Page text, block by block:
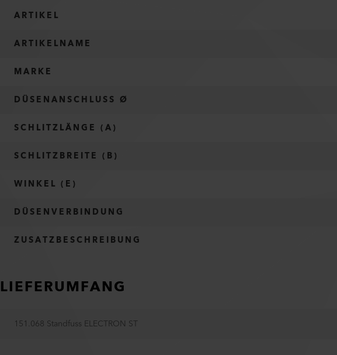
ARTIKEL
ARTIKELNAME
MARKE
DÜSENANSCHLUSS Ø
SCHLITZLÄNGE (A)
SCHLITZBREITE (B)
WINKEL (E)
DÜSENVERBINDUNG
ZUSATZBESCHREIBUNG
LIEFERUMFANG
151.068 Standfuss ELECTRON ST